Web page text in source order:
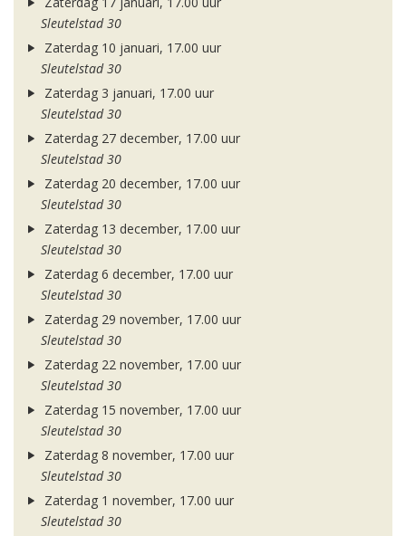
Sleutelstad 30
Zaterdag 10 januari, 17.00 uur
Sleutelstad 30
Zaterdag 3 januari, 17.00 uur
Sleutelstad 30
Zaterdag 27 december, 17.00 uur
Sleutelstad 30
Zaterdag 20 december, 17.00 uur
Sleutelstad 30
Zaterdag 13 december, 17.00 uur
Sleutelstad 30
Zaterdag 6 december, 17.00 uur
Sleutelstad 30
Zaterdag 29 november, 17.00 uur
Sleutelstad 30
Zaterdag 22 november, 17.00 uur
Sleutelstad 30
Zaterdag 15 november, 17.00 uur
Sleutelstad 30
Zaterdag 8 november, 17.00 uur
Sleutelstad 30
Zaterdag 1 november, 17.00 uur
Sleutelstad 30